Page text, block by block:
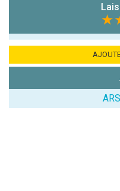
(En cliquant sur
soit publié sur le site.)